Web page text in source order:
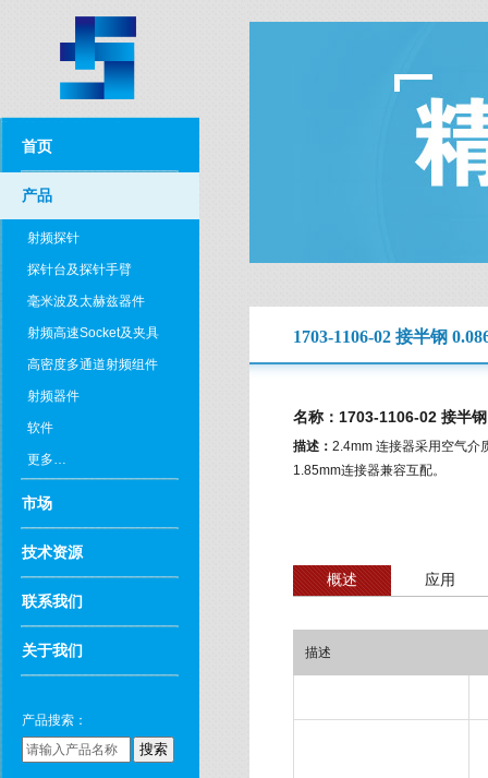
首页
产品
射频探针
探针台及探针手臂
毫米波及太赫兹器件
射频高速Socket及夹具
高密度多通道射频组件
射频器件
软件
更多…
市场
技术资源
联系我们
关于我们
产品搜索：
1703-1106-02 接半钢
名称：1703-1106-02 接半
描述： 2.4mm 连接器采用空气介
1.85mm连接器兼容互配。
概述 应用
描述